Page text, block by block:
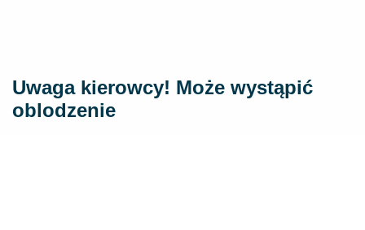
Uwaga kierowcy! Może wystąpić
oblodzenie